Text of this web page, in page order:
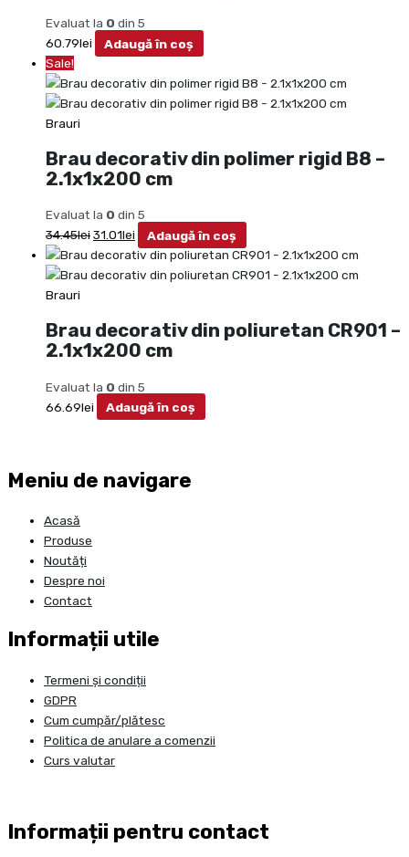
Evaluat la 0 din 5
60.79lei
Adaugă în coș
Sale!
Brauri
Brau decorativ din polimer rigid B8 –
2.1x1x200 cm
Evaluat la 0 din 5
34.45lei31.01lei Adaugă în coș
Brauri
Brau decorativ din poliuretan CR901 –
2.1x1x200 cm
Evaluat la 0 din 5
66.69lei Adaugă în coș
Meniu de navigare
Acasă
Produse
Noutăți
Despre noi
Contact
Informații utile
Termeni și condiții
GDPR
Cum cumpăr/plătesc
Politica de anulare a comenzii
Curs valutar
Informații pentru contact